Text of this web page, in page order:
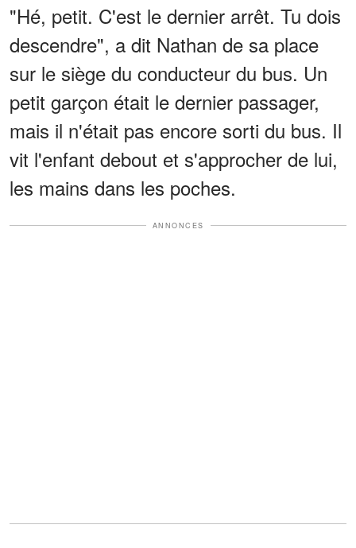
"Hé, petit. C'est le dernier arrêt. Tu dois
descendre", a dit Nathan de sa place
sur le siège du conducteur du bus. Un
petit garçon était le dernier passager,
mais il n'était pas encore sorti du bus. Il
vit l'enfant debout et s'approcher de lui,
les mains dans les poches.
ANNONCES